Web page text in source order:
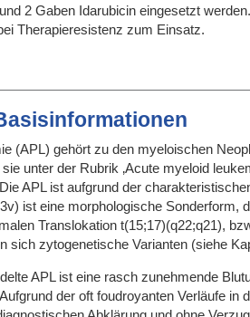
2 Gaben Idarubicin eingesetzt
Therapieresistenz zum Einsatz.
(APL) gehört zu den myeloischen
unter der Rubrik ‚Acute myeloid
APL ist aufgrund der
ist eine morphologische
Translokation t(15;17)(q22;q21),
sich zytogenetische Varianten (siehe
APL ist eine rasch zunehmende
der oft foudroyanten Verläufe